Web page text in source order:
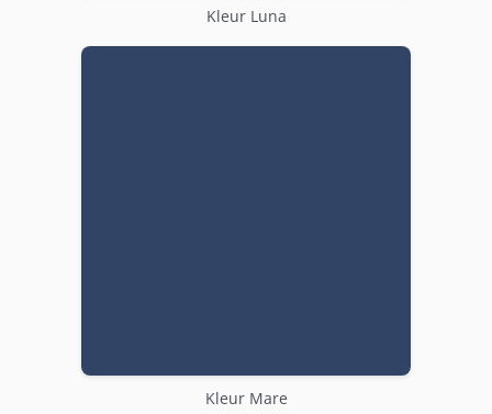
Kleur Luna
Kleur Mare